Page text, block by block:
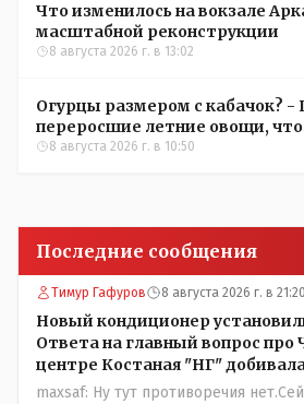
Что изменилось на вокзале
масштабной реконструкции
8 августа 2026 г. в 13:02
Огурцы размером с кабачок?
переросшие летние овощи,
зимой
8 августа 2026 г. в 10:50
Последние сообщения
Тимур Гафуров 8 августа 2026 г. в 21:20
Новый кондиционер
Ответа на главный вопрос про
центре Костаная "НГ"
maxsaf: Ну тут противоречия